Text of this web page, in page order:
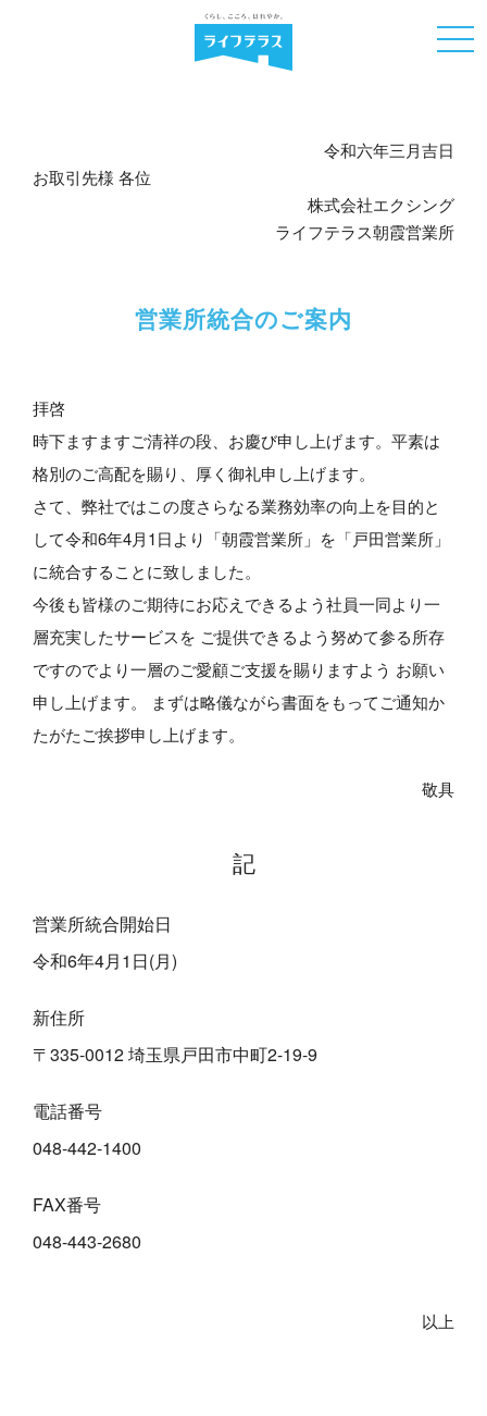
令和六年三月吉日
お取引先様 各位
株式会社エクシング
ライフテラス朝霞営業所
営業所統合のご案内
拝啓
時下ますますご清祥の段、お慶び申し上げます。 平素は
格別のご高配を賜り、厚く御礼申し上げます。
さて、弊社ではこの度さらなる業務効率の向上を目的と
して令和6年4月1日より 「朝霞営業所」を「戸田営業所」
に統合することに致しました。
今後も皆様のご期待にお応えできるよう社員一同より一
層充実したサービスを ご提供できるよう努めて参る所存
ですのでより一層のご愛顧ご支援を賜りますよう お願い
申し上げます。
まずは略儀ながら書面をもってご通知か
たがたご挨拶申し上げます。
敬具
記
営業所統合開始日
令和6年4月1日(月)
新住所
〒335-0012 埼玉県戸田市中町2-19-9
電話番号
048-442-1400
FAX番号
048-443-2680
以上